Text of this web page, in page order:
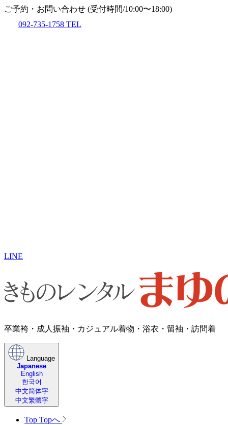
ご予約・お問い合わせ (受付時間/10:00〜18:00)
092-735-1758 TEL
LINE
卒業袴・成人振袖・カジュアル着物・浴衣・留袖・訪問着
Language
Japanese
English
한국어
中文简体字
中文繁體字
Top Topへ